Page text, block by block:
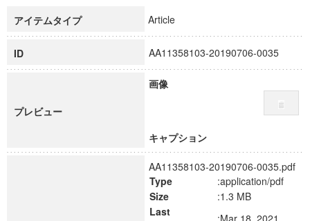
慶應義塾大学グローバルCOEプログラム市民社会ガバナンス
慶應義塾大学グローバルCOEプログラム論理と感性の先端的
博士課程教育リーディングプログラム「超成熟社会発展のサ
学術雑誌掲載論文等(8)
アイテムタイプ Article
ID AA11358103-20190706-0035
プレビュー
画像
キャプション
AA11358103-20190706-0035.pdf
Type
:application/pdf
Size
:1.3 MB
Last
:Mar 18, 2021